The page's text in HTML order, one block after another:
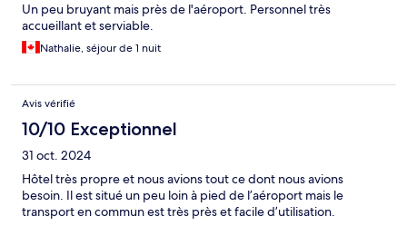
Un peu bruyant mais près de l'aéroport. Personnel très
accueillant et serviable.
Nathalie, séjour de 1 nuit
Avis vérifié
10/10 Exceptionnel
31 oct. 2024
Hôtel très propre et nous avions tout ce dont nous avions
besoin. Il est situé un peu loin à pied de l’aéroport mais le
transport en commun est très près et facile d’utilisation.